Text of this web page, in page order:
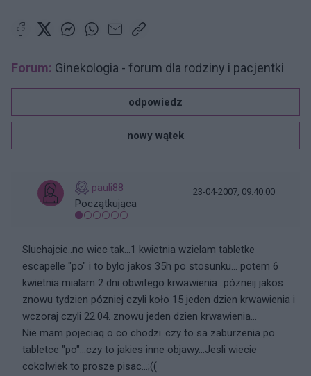
Forum: Ginekologia - forum dla rodziny i pacjentki
odpowiedz
nowy wątek
pauli88
Początkująca
23-04-2007, 09:40:00
Sluchajcie..no wiec tak...1 kwietnia wzielam tabletke
escapelle "po" i to bylo jakos 35h po stosunku... potem 6
kwietnia mialam 2 dni obwitego krwawienia...pózneij jakos
znowu tydzien pózniej czyli koło 15 jeden dzien krwawienia i
wczoraj czyli 22.04. znowu jeden dzien krwawienia...
Nie mam pojeciaq o co chodzi..czy to sa zaburzenia po
tabletce "po"...czy to jakies inne objawy...Jesli wiecie
cokolwiek to prosze pisac...;((